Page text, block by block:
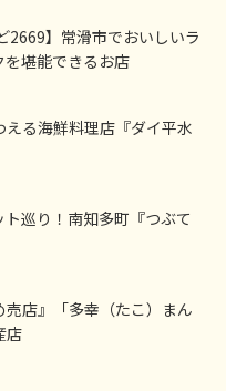
2669】常滑市でおいしいラ
を堪能できるお店
る海鮮料理店『ダイ平水
巡り！南知多町『つぶて
店』「多幸（たこ）まん
店